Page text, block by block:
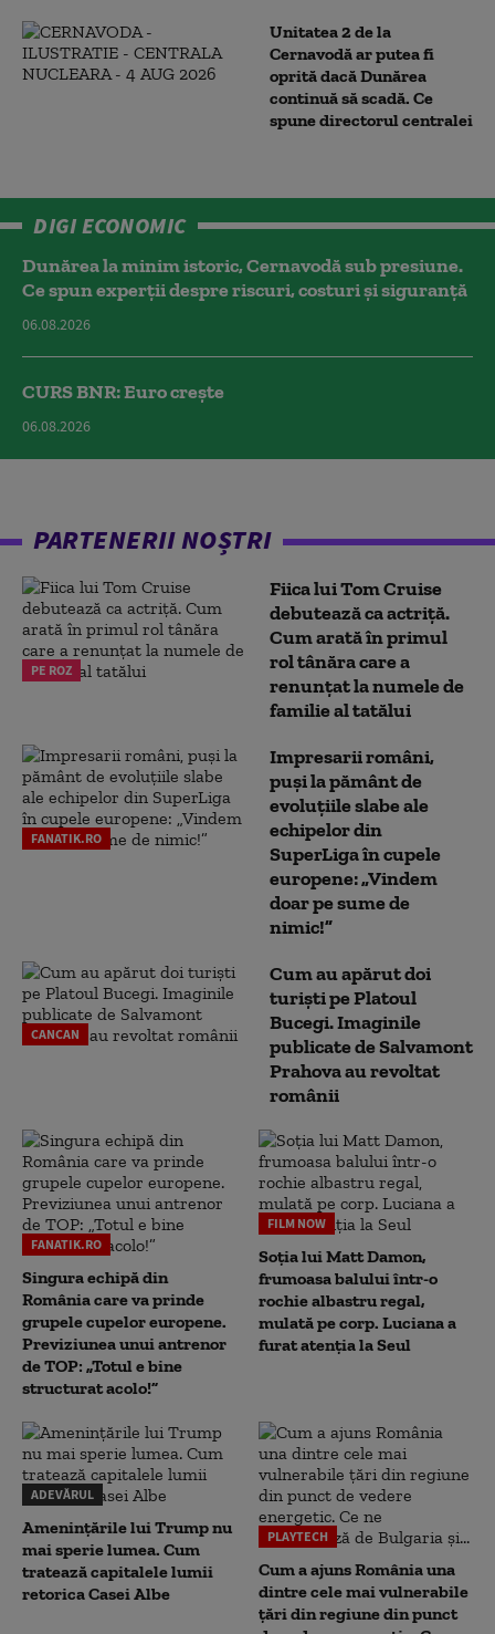
Unitatea 2 de la
Cernavodă ar putea fi
oprită dacă Dunărea
continuă să scadă. Ce
spune directorul centralei
DIGI ECONOMIC
Dunărea la minim istoric, Cernavodă sub presiune.
Ce spun experții despre riscuri, costuri și siguranță
06.08.2026
CURS BNR: Euro crește
06.08.2026
PARTENERII NOȘTRI
PE ROZ
Fiica lui Tom Cruise
debutează ca actriță.
Cum arată în primul
rol tânăra care a
renunțat la numele de
familie al tatălui
FANATIK.RO
Impresarii români,
puși la pământ de
evoluțiile slabe ale
echipelor din
SuperLiga în cupele
europene: „Vindem
doar pe sume de
nimic!”
CANCAN
Cum au apărut doi
turiști pe Platoul
Bucegi. Imaginile
publicate de Salvamont
Prahova au revoltat
românii
FANATIK.RO
Singura echipă din
România care va prinde
grupele cupelor europene.
Previziunea unui antrenor
de TOP: „Totul e bine
structurat acolo!”
FILM NOW
Soția lui Matt Damon,
frumoasa balului într-o
rochie albastru regal,
mulată pe corp. Luciana a
furat atenția la Seul
ADEVĂRUL
Amenințările lui Trump nu
mai sperie lumea. Cum
tratează capitalele lumii
retorica Casei Albe
PLAYTECH
Cum a ajuns România una
dintre cele mai vulnerabile
țări din regiune din punct